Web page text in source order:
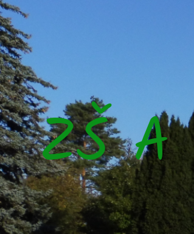
ZŠ A